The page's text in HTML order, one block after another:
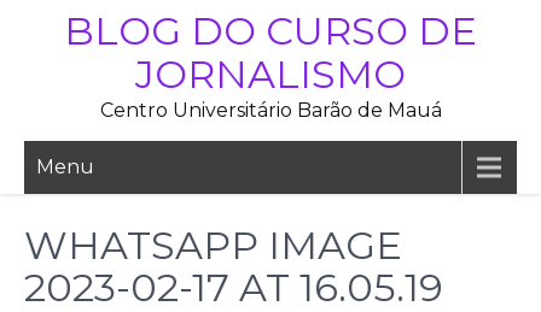
BLOG DO CURSO DE
JORNALISMO
Centro Universitário Barão de Mauá
Menu
WHATSAPP IMAGE
2023-02-17 AT 16.05.19